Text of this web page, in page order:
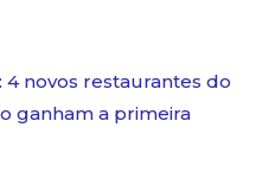
4 novos restaurantes do
ganham a primeira